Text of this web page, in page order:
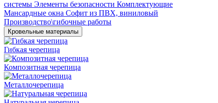
системы Элементы безопасности Комплектующие
Мансардные окна Софит из ПВХ, виниловый
Производство\гибочные работы
Кровельные материалы
Гибкая черепица
Композитная черепица
Металлочерепица